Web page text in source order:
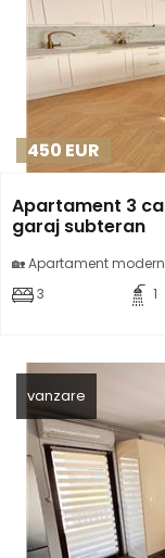
450 EUR
Apartament 3
garaj subteran
🏡 Apartament
3
1
vanzare